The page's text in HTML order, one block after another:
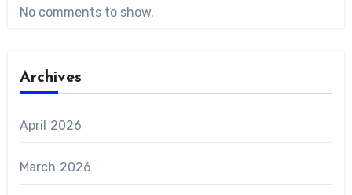
No comments to show.
Archives
April 2026
March 2026